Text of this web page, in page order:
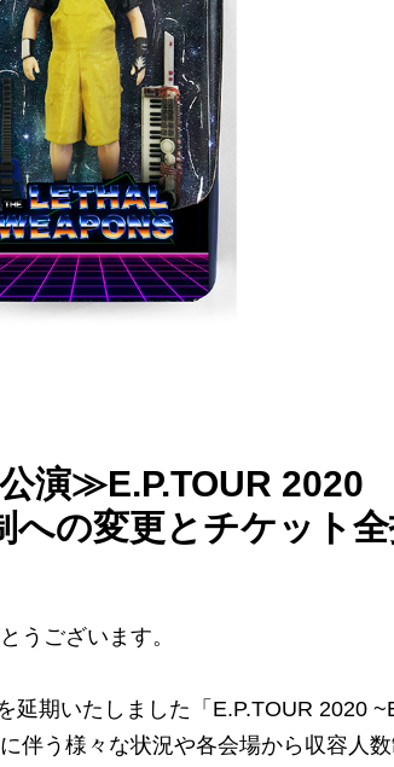
演≫E.P.TOUR 2020
への変更とチケット
うございます。
延期いたしました「E.P.TOUR 2020
伴う様々な状況や各会場から収容人